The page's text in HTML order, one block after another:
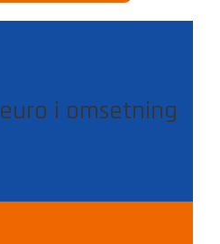
euro i omsetning